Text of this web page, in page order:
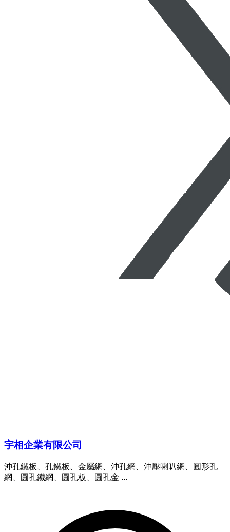
宇相企業有限公司
沖孔鐵板、孔鐵板、金屬網、沖孔網、沖壓喇叭網、圓形孔
網、圓孔鐵網、圓孔板、圓孔金 ...